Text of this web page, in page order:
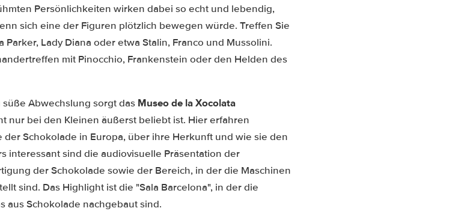
Persönlichkeiten wirken dabei so echt und lebendig,
sich eine der Figuren plötzlich bewegen würde. Treffen Sie
Lady Diana oder etwa Stalin, Franco und Mussolini.
mit Pinocchio, Frankenstein oder den Helden des
Abwechslung sorgt das Museo de la Xocolata
nur bei den Kleinen äußerst beliebt ist. Hier erfahren
Schokolade in Europa, über ihre Herkunft und wie sie den
interessant sind die audiovisuelle Präsentation der
der Schokolade sowie der Bereich, in der die Maschinen
sind. Das Highlight ist die "Sala Barcelona", in der die
aus Schokolade nachgebaut sind.